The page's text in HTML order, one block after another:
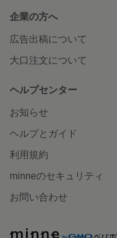
企業の方へ
広告出稿について
大口注文について
ヘルプセンター
お知らせ
ヘルプとガイド
利用規約
minneのセキュリティ
お問い合わせ